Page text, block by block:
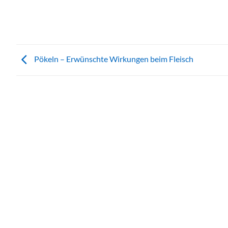
Pökeln – Erwünschte Wirkungen beim Fleisch